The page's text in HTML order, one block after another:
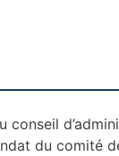
conseil
du comité